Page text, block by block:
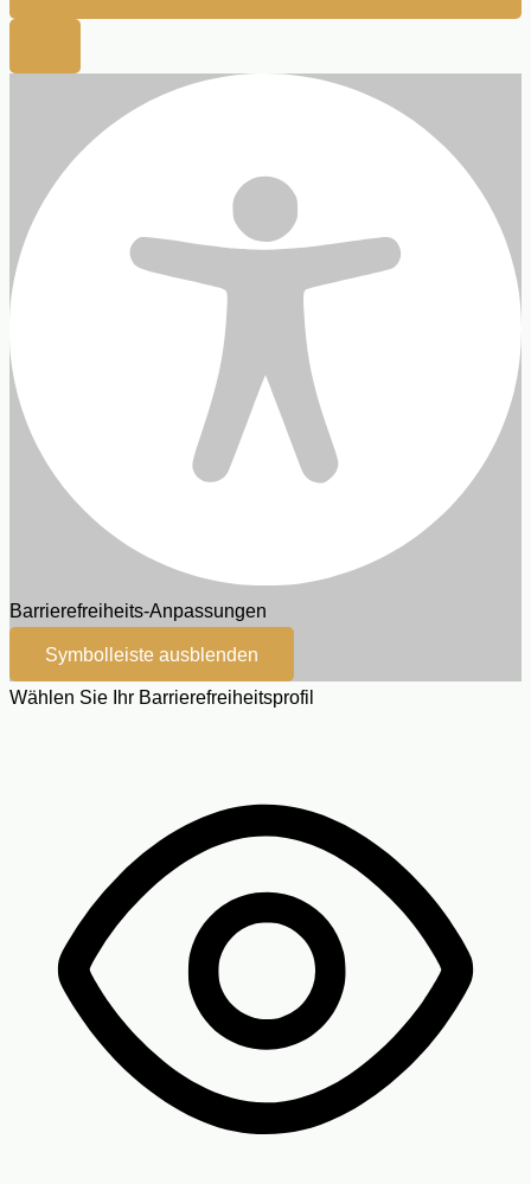
Barrierefreiheits-Anpassungen
Symbolleiste ausblenden
Wählen Sie Ihr Barrierefreiheitsprofil